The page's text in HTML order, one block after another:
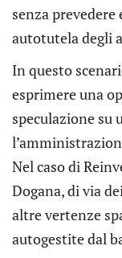
senza
autotutela degli
In questo
esprimere una
speculazione su
Nel caso di
Dogana, di via
altre vertenze
autogestite dal